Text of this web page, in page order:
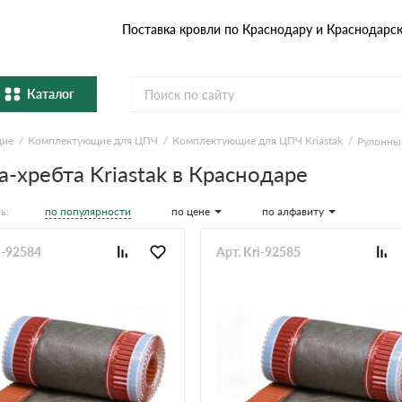
Поставка кровли по Краснодару и
Каталог
Металлочерепица
Натуральная керамическая
Профнастил и штакетник
Комплектующие для ЦПЧ Комплектующие для ЦПЧ Kriastak
хребта Kriastak в Краснодаре
по популярности по цене по алфавиту
92584 Арт. Kri-92585